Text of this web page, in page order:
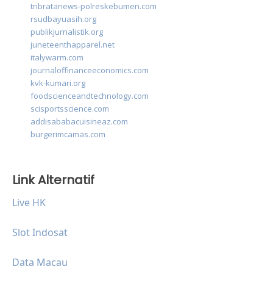
tribratanews-polreskebumen.com
rsudbayuasih.org
publikjurnalistik.org
juneteenthapparel.net
italywarm.com
journaloffinanceeconomics.com
kvk-kumari.org
foodscienceandtechnology.com
scisportsscience.com
addisababacuisineaz.com
burgerimcamas.com
Link Alternatif
Live HK
Slot Indosat
Data Macau